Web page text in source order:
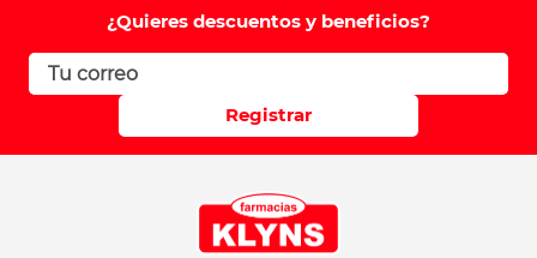
¿Quieres descuentos y beneficios?
Registrar